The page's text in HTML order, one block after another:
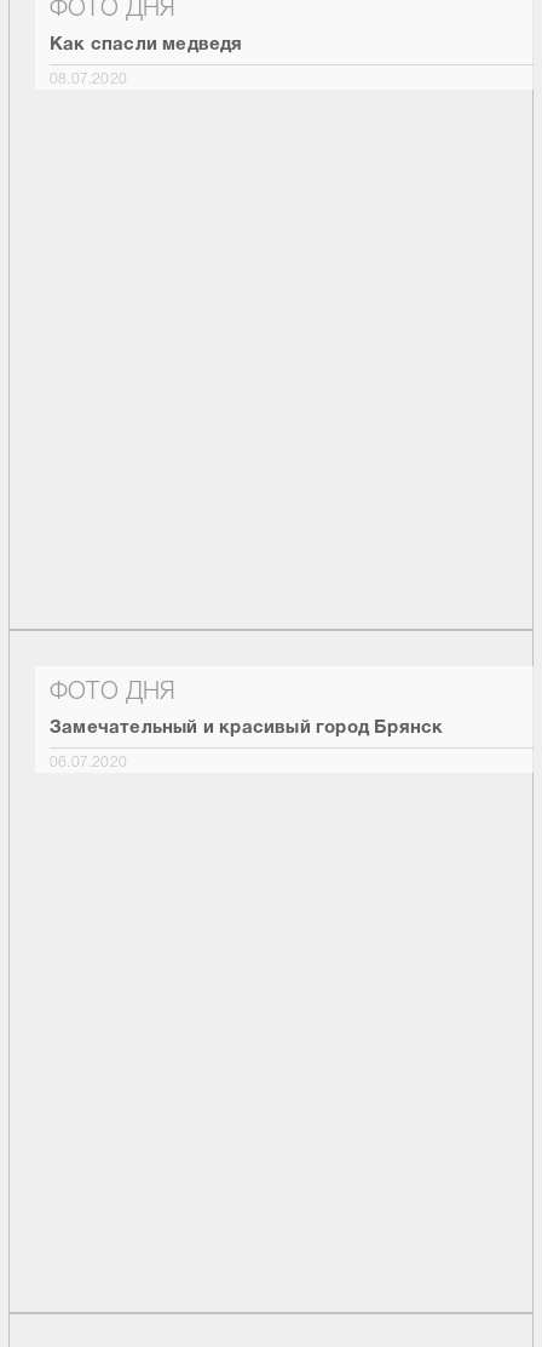
ФОТО ДНЯ
Как спасли медведя
08.07.2020
ФОТО ДНЯ
Замечательный и красивый город Брянск
06.07.2020